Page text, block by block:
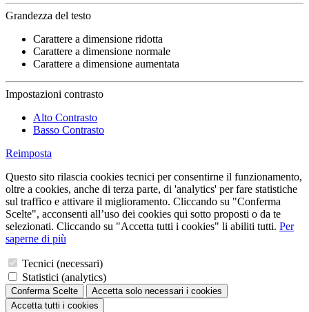
Grandezza del testo
Carattere a dimensione ridotta
Carattere a dimensione normale
Carattere a dimensione aumentata
Impostazioni contrasto
Alto Contrasto
Basso Contrasto
Reimposta
Questo sito rilascia cookies tecnici per consentirne il funzionamento,
oltre a cookies, anche di terza parte, di 'analytics' per fare statistiche
sul traffico e attivare il miglioramento. Cliccando su "Conferma
Scelte", acconsenti all’uso dei cookies qui sotto proposti o da te
selezionati. Cliccando su "Accetta tutti i cookies" li abiliti tutti. Per
saperne di più
Tecnici (necessari)
Statistici (analytics)
Conferma Scelte Accetta solo necessari i cookies
Accetta tutti i cookies